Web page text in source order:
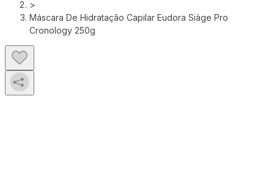
>
Máscara De Hidratação Capilar Eudora Siàge Pro
Cronology 250g